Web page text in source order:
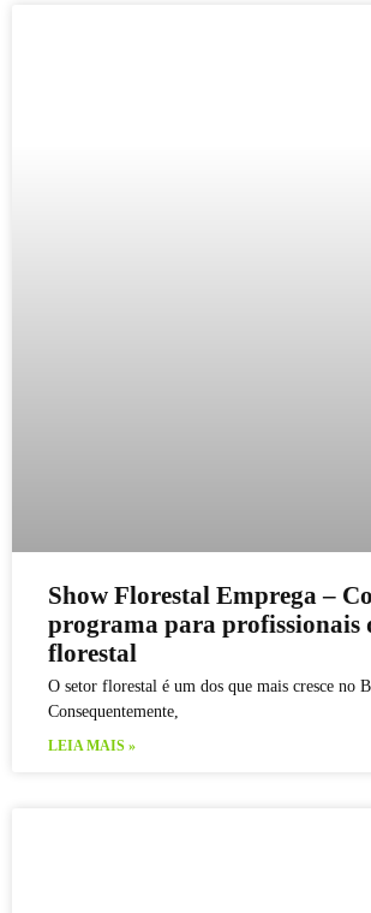
Show Florestal Emprega –
programa para profissionais
florestal
O setor florestal é um dos que mais cresce no
Consequentemente,
LEIA MAIS »